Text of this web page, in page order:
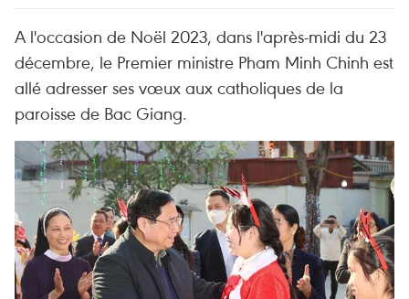
A l'occasion de Noël 2023, dans l'après-midi du 23
décembre, le Premier ministre Pham Minh Chinh est
allé adresser ses vœux aux catholiques de la
paroisse de Bac Giang.